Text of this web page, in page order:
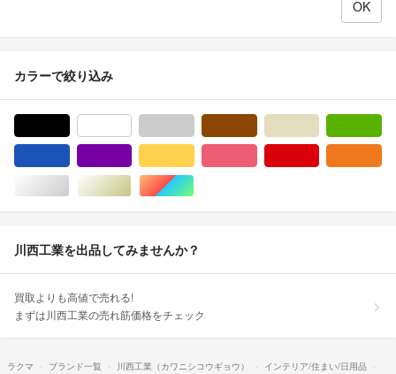
カラーで絞り込み
シルバー/銀色系ゴールド/金色系マルチカラー
川西工業を出品してみませんか？
買取よりも高値で売れる!
まずは川西工業の売れ筋価格をチェック
ラクマ ブランド一覧 川西工業（カワニシコウギョウ）
インテリア/住まい/日用品